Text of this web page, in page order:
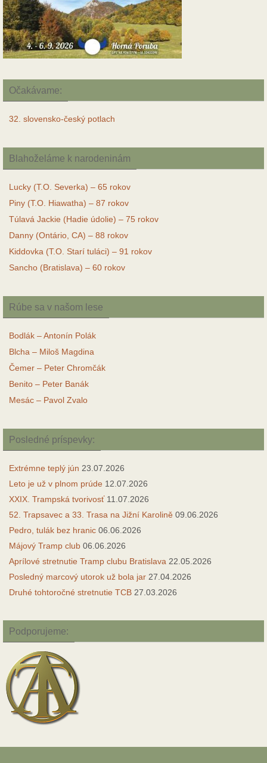
Očakávame:
32. slovensko-český potlach
Blahoželáme k narodeninám
Lucky (T.O. Severka) – 65 rokov
Piny (T.O. Hiawatha) – 87 rokov
Túlavá Jackie (Hadie údolie) – 75 rokov
Danny (Ontário, CA) – 88 rokov
Kiddovka (T.O. Starí tuláci) – 91 rokov
Sancho (Bratislava) – 60 rokov
Rúbe sa v našom lese
Bodlák – Antonín Polák
Blcha – Miloš Magdina
Čemer – Peter Chromčák
Benito – Peter Banák
Mesác – Pavol Zvalo
Posledné príspevky:
Extrémne teplý jún 23.07.2026
Leto je už v plnom prúde 12.07.2026
XXIX. Trampská tvorivosť 11.07.2026
52. Trapsavec a 33. Trasa na Jižní Karolině 09.06.2026
Pedro, tulák bez hranic 06.06.2026
Májový Tramp club 06.06.2026
Aprílové stretnutie Tramp clubu Bratislava 22.05.2026
Posledný marcový utorok už bola jar 27.04.2026
Druhé tohtoročné stretnutie TCB 27.03.2026
Podporujeme: